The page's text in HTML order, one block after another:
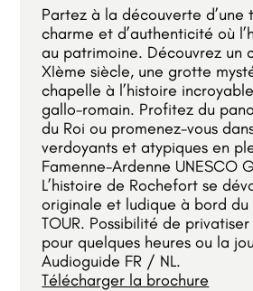
Partez à la découverte d’une
charme et d’authenticité où
au patrimoine. Découvrez un
XIème siècle, une grotte
chapelle à l’histoire
gallo-romain. Profitez du
du Roi ou promenez-vous
verdoyants et atypiques en
Famenne-Ardenne UNESCO
L’histoire de Rochefort se
originale et ludique à bord du
TOUR. Possibilité de
pour quelques heures ou la
Audioguide FR / NL.
Télécharger la brochure